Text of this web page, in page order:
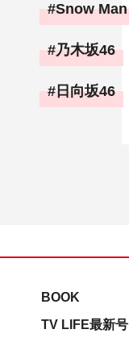
Snow Man
乃木坂46
日向坂46
BOOK
TV LIFE最新号